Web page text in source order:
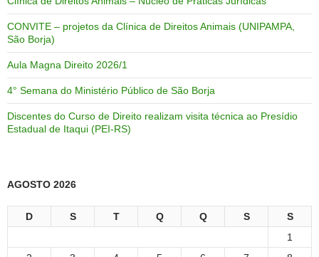
CONVITE – projetos da Clínica de Direitos Animais (UNIPAMPA,
São Borja)
Aula Magna Direito 2026/1
4° Semana do Ministério Público de São Borja
Discentes do Curso de Direito realizam visita técnica ao Presídio
Estadual de Itaqui (PEI-RS)
AGOSTO 2026
D S T Q Q S
S
1